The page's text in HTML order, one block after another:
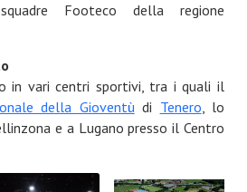
Footeco della regione
in vari centri sportivi, tra i quali il
della Gioventùdi Tenero, lo
e a Lugano presso il Centro